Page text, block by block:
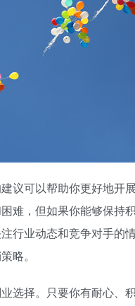
议可以帮助你更好地开
难，但如果你能够保持
行业动态和竞争对手的
略。
选择。只要你有耐心、